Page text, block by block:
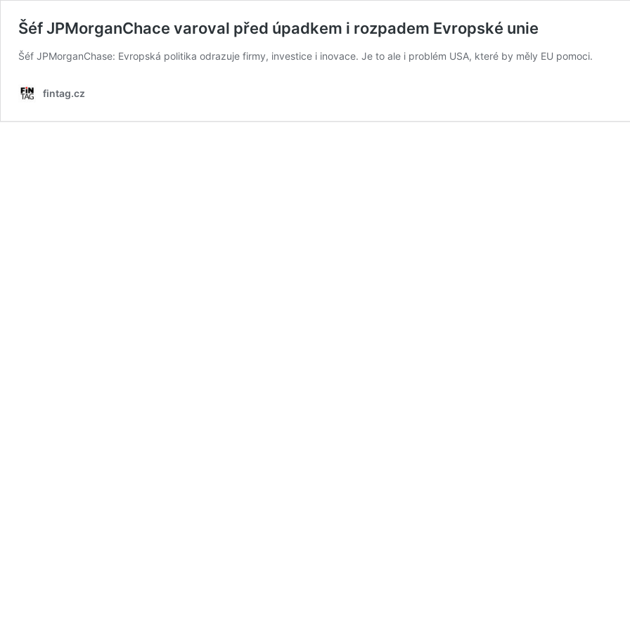
Šéf JPMorganChace varoval před úpadkem i rozpadem Evropské unie
Šéf JPMorganChase: Evropská politika odrazuje firmy, investice i inovace. Je to ale i problém USA, které by měly EU pomoci.
fintag.cz